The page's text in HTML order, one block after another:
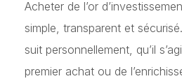
Acheter de l’or
simple, transparent et
suit personnellement, qu’il
premier achat ou de